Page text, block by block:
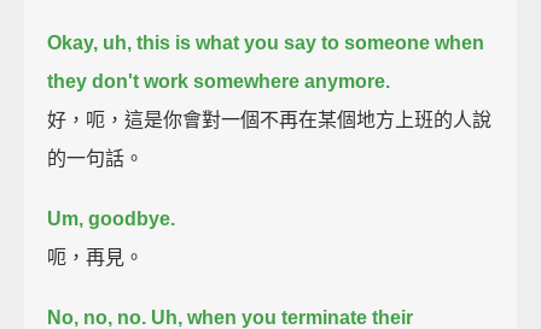
Okay, uh, this is what you say to someone when
they don't work somewhere anymore.
好，呃，這是你會對一個不再在某個地方上班的人說
的一句話。
Um, goodbye.
呃，再見。
No, no, no. Uh, when you terminate their